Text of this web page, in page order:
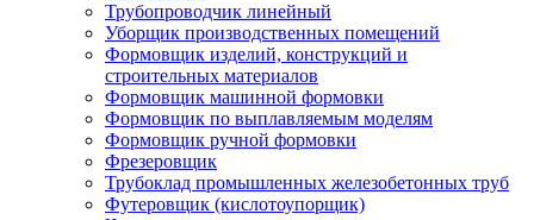
Трубопроводчик линейный
Уборщик производственных помещений
Формовщик изделий, конструкций и
строительных материалов
Формовщик машинной формовки
Формовщик по выплавляемым моделям
Формовщик ручной формовки
Фрезеровщик
Трубоклад промышленных железобетонных труб
Футеровщик (кислотоупорщик)